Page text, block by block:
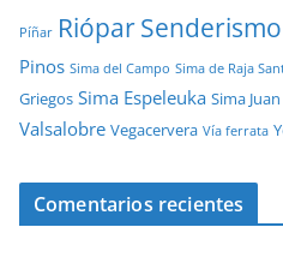
Píñar RióparSenderismo
Pinos Sima del Campo Sima de Raja
Griegos Sima Espeleuka Sima
Valsalobre Vegacervera Vía ferrata
Comentarios recientes